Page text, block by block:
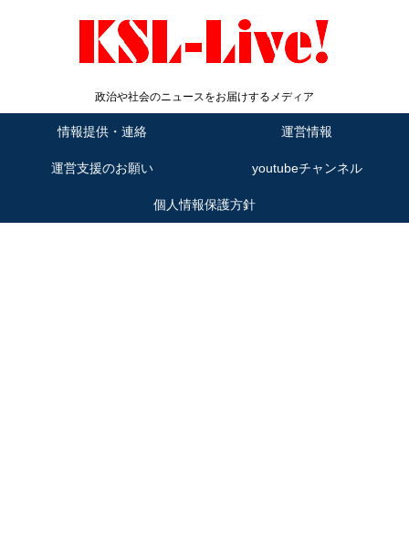
政治や社会のニュースをお届けするメディア
情報提供・連絡 運営情報
運営支援のお願い youtubeチャンネル
個人情報保護方針